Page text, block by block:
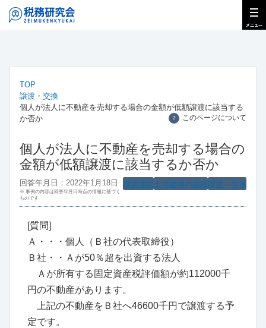
TOP
譲渡・交換
個人が法人に不動産を売却する場合の金額が低額譲渡に該当する
か否か
？ このページについて
個人が法人に不動産を売却する場合の
金額が低額譲渡に該当するか否か
譲渡・交換
土地建物の譲渡
譲渡価額
回答年月日：2022年1月18日
※ 事例の内容は回答年月日時点の情報に基づく
ものです
[質問]
Ａ・・・個人（Ｂ社の代表取締役）
Ｂ社・・Ａが50％超を出資する法人
Ａが所有する固定資産税評価額が約112000千
円の不動産があります。
上記の不動産をＢ社へ46600千円で譲渡する予
定です。